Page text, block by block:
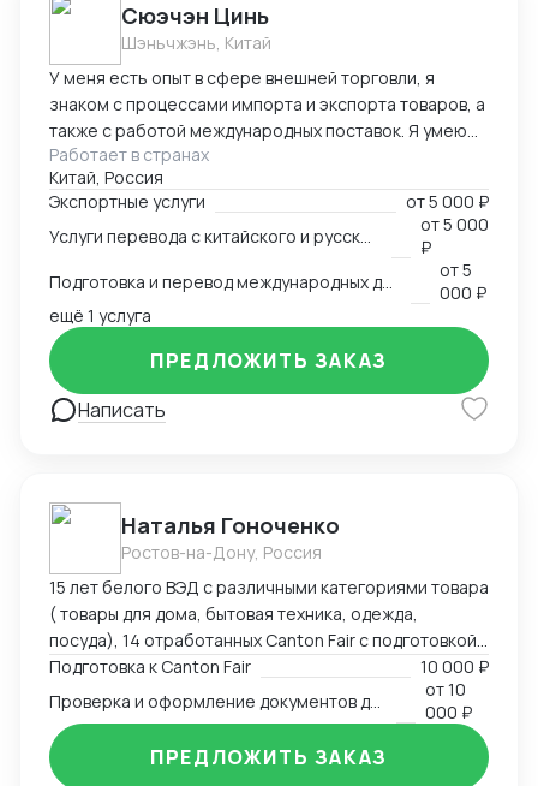
Cюэчэн Цинь
Шэньчжэнь, Китай
У меня есть опыт в сфере внешней торговли, я
знаком с процессами импорта и экспорта товаров, а
также с работой международных поставок. Я умею
вести переговоры с зарубежными партнерами,
заключать контракты, а также решать вопросы,
связанные с логистикой и таможней. Могу
предоставить консультации по внешней торговле.
Работает в странах
Китай, Россия
Экспортные услуги
от5 000 ₽
от5 000
₽
от5
000 ₽
ещё 1 услуга
Написать
ПРЕДЛОЖИТЬ ЗАКАЗ
Наталья Гоноченко
Ростов-на-Дону, Россия
15 лет белого ВЭД с различными категориями товара
( товары для дома, бытовая техника, одежда,
посуда), 14 отработанных Canton Fair с подготовкой,
анализом и подбором ассортиментной матрицы.
Подготовка полного пакета документов включая
сертификацию, образцы, ввоз и оформление.
Оформление полного пакета документов для ТО и
доставки, просчет юнит экономики. Контроль
Подготовка к Canton Fair
10 000 ₽
от10
000 ₽
ПРЕДЛОЖИТЬ ЗАКАЗ